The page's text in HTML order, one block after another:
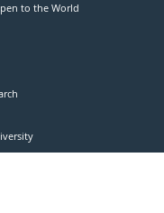
to the World